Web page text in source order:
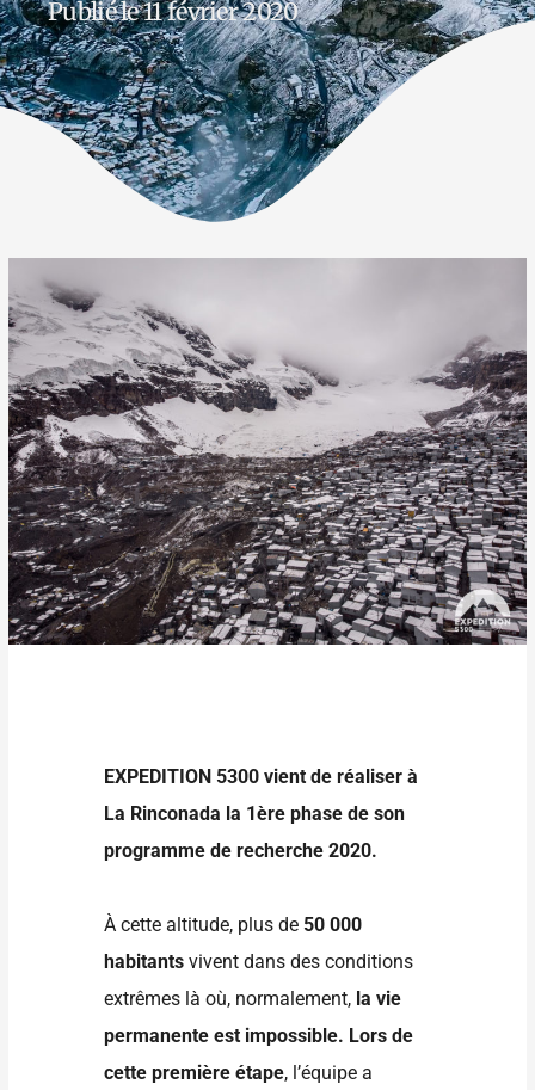
Publié le 11 février 2020
EXPEDITION 5300 vient de réaliser à
La Rinconada la 1ère phase de son
programme de recherche 2020.
À cette altitude, plus de 50 000
habitantsvivent dans des conditions
extrêmes là où, normalement, la vie
permanente est impossible. Lors de
cette première étape, l’équipe a